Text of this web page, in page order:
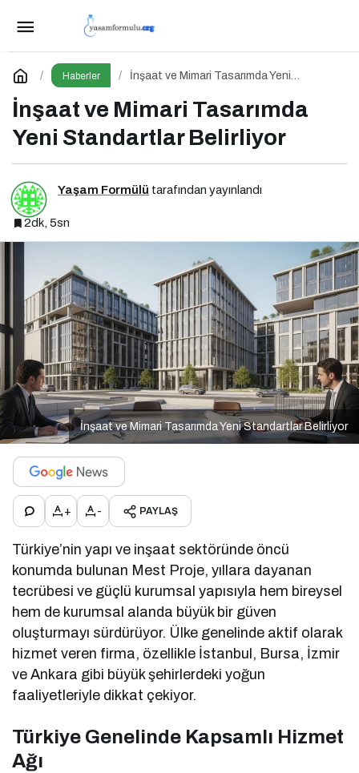
Haberler
İnşaat ve Mimari Tasarımda Yeni
İnşaat ve Mimari Tasarımda
Yeni Standartlar Belirliyor
Yaşam Formülü tarafından yayınlandı
2dk, 5sn
İnşaat ve Mimari Tasarımda Yeni Standartlar Belirliyor
+ - PAYLAŞ
Türkiye’nin yapı ve inşaat sektöründe öncü
konumda bulunan Mest Proje, yıllara dayanan
tecrübesi ve güçlü kurumsal yapısıyla hem bireysel
hem de kurumsal alanda büyük bir güven
oluşturmayı sürdürüyor. Ülke genelinde aktif olarak
hizmet veren firma, özellikle İstanbul, Bursa, İzmir
ve Ankara gibi büyük şehirlerdeki yoğun
faaliyetleriyle dikkat çekiyor.
Türkiye Genelinde Kapsamlı Hizmet
Ağı
Meclis’te Gündem Yoğun: 11. Yargı Paketi ve
Memur Zammında Son Durum!
Yorum Yap